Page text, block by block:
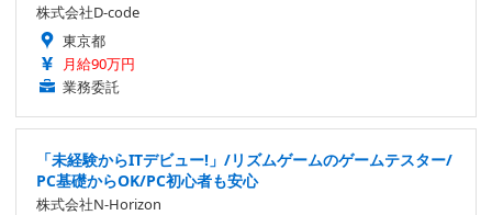
株式会社D-code
東京都
月給90万円
業務委託
「未経験からITデビュー!」/リズムゲームのゲームテスター/
PC基礎からOK/PC初心者も安心
株式会社N-Horizon